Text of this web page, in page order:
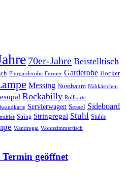
70er-Jahre Beistelltisch
Flurgarderobe Furnier Garderobe Hocker
Messing Nussbaum Nähkästchen
Rockabilly Rollkarte
Servierwagen Sessel Sideboard
String Stringregal Stuhl Stühle
Wandregal Wohnzimmertisch
geöffnet